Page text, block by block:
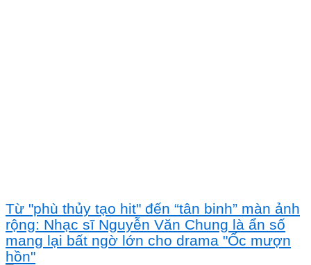
Từ "phù thủy tạo hit" đến “tân binh” màn ảnh
rộng: Nhạc sĩ Nguyễn Văn Chung là ẩn số
mang lại bất ngờ lớn cho drama "Ốc mượn
hồn"